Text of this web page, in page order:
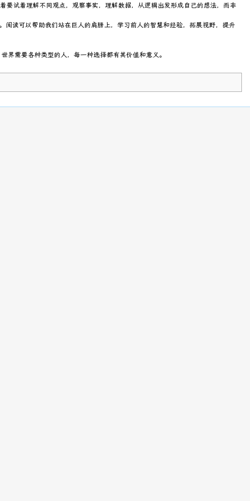
试着理解不同观点，观察事实，理解数据，从逻辑出发形成自己的想法，而非
阅读可以帮助我们站在巨人的肩膀上，学习前人的智慧和经验，拓展视野，提升
界需要各种类型的人，每一种选择都有其价值和意义。